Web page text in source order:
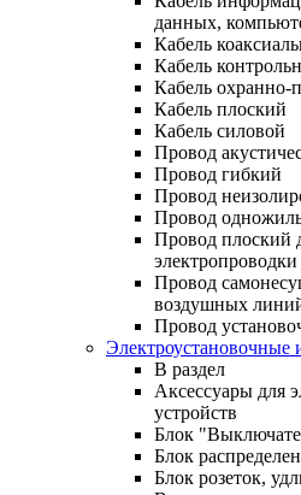
данных,
Кабель
Кабель
Кабель охранно-
Кабель плоский
Кабель силовой
Провод
Провод гибкий
Провод
Провод
Провод плоский
электропроводки
Провод
воздушных
Провод
Электроустановочные
В раздел
Аксессуары для
устройств
Блок
Блок
Блок розеток,